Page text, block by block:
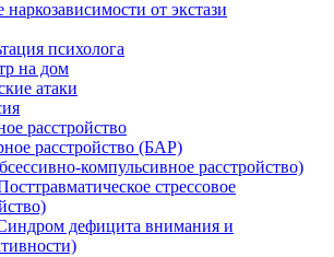
наркозависимости от экстази
психолога
на дом
атаки
расстройство
расстройство (БАР)
компульсивное расстройство)
стрессовое
дефицита внимания и